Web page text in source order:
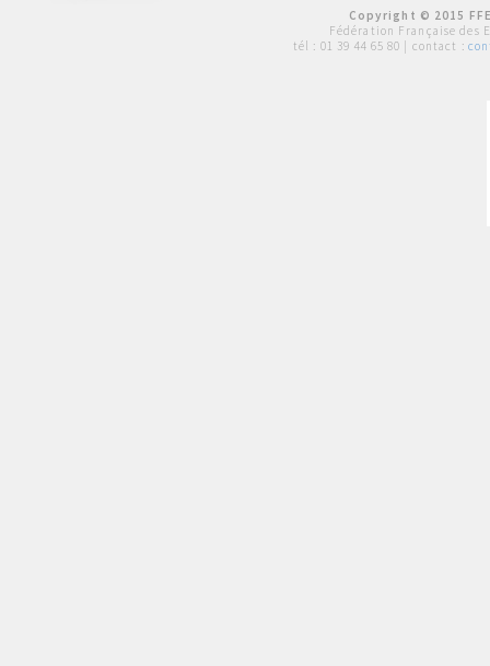
Copyright © 2015
Fédération Française des
tél : 01 39 44 65 80 | contact :